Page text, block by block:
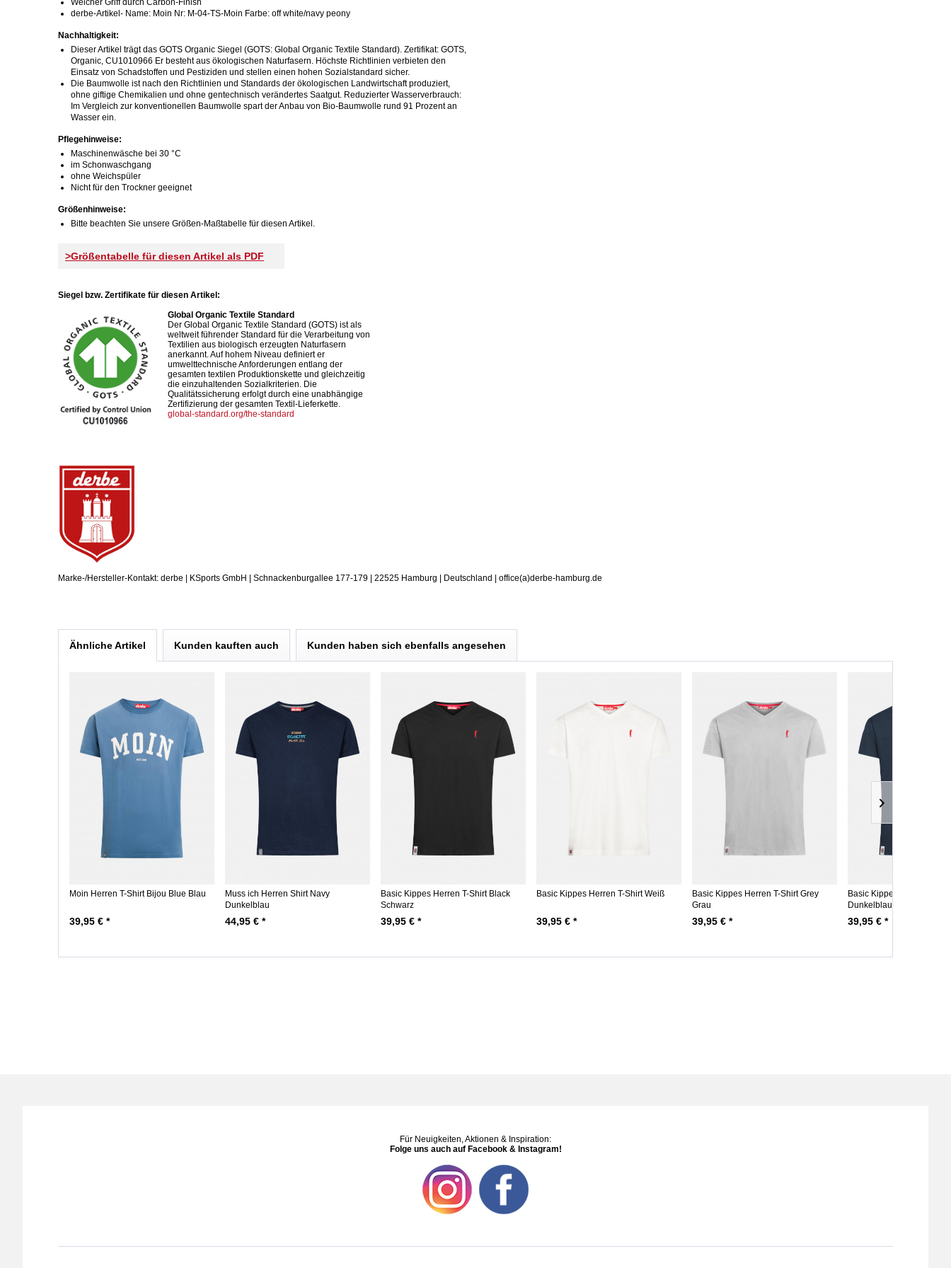
Weicher Griff durch Carbon-Finish
derbe-Artikel- Name: Moin Nr: M-04-TS-Moin Farbe: off white/navy peony
Nachhaltigkeit:
Dieser Artikel trägt das GOTS Organic Siegel (GOTS: Global Organic Textile Standard). Zertifikat: GOTS,
Organic, CU1010966 Er besteht aus ökologischen Naturfasern. Höchste Richtlinien verbieten den
Einsatz von Schadstoffen und Pestiziden und stellen einen hohen Sozialstandard sicher.
Die Baumwolle ist nach den Richtlinien und Standards der ökologischen Landwirtschaft produziert,
ohne giftige Chemikalien und ohne gentechnisch verändertes Saatgut. Reduzierter Wasserverbrauch:
Im Vergleich zur konventionellen Baumwolle spart der Anbau von Bio-Baumwolle rund 91 Prozent an
Wasser ein.
Pflegehinweise:
Maschinenwäsche bei 30 °C
im Schonwaschgang
ohne Weichspüler
Nicht für den Trockner geeignet
Größenhinweise:
Bitte beachten Sie unsere Größen-Maßtabelle für diesen Artikel.
>Größentabelle für diesen Artikel als PDF
Siegel bzw. Zertifikate für diesen Artikel:
Global Organic Textile Standard
Der Global Organic Textile Standard (GOTS) ist als
weltweit führender Standard für die Verarbeitung von
Textilien aus biologisch erzeugten Naturfasern
anerkannt. Auf hohem Niveau definiert er
umwelttechnische Anforderungen entlang der
gesamten textilen Produktionskette und gleichzeitig
die einzuhaltenden Sozialkriterien. Die
Qualitätssicherung erfolgt durch eine unabhängige
Zertifizierung der gesamten Textil-Lieferkette.
global-standard.org/the-standard
Marke-/Hersteller-Kontakt: derbe | KSports GmbH | Schnackenburgallee 177-179 | 22525 Hamburg | Deutschland | office(a)derbe-hamburg.de
Ähnliche Artikel Kunden kauften auch Kunden haben sich ebenfalls angesehen
Moin Herren T-Shirt Bijou Blue Blau
39,95 € *
Muss ich Herren Shirt Navy
Dunkelblau
44,95 € *
Basic Kippes Herren T-Shirt Black
Schwarz
39,95 € *
Basic Kippes Herren T-Shirt Weiß
39,95 € *
Basic Kippes Herren T-Shirt Grey
Grau
39,95 € *
Basic Kippes Herren T-
Dunkelblau
39,95 € *
Für Neuigkeiten, Aktionen & Inspiration:
Folge uns auch auf Facebook & Instagram!